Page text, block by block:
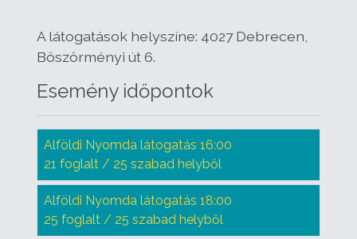
A látogatások helyszíne: 4027 Debrecen,
Böszörményi út 6.
Esemény időpontok
Alföldi Nyomda látogatás 16:00
21 foglalt / 25 szabad helyből
Alföldi Nyomda látogatás 18:00
25 foglalt / 25 szabad helyből